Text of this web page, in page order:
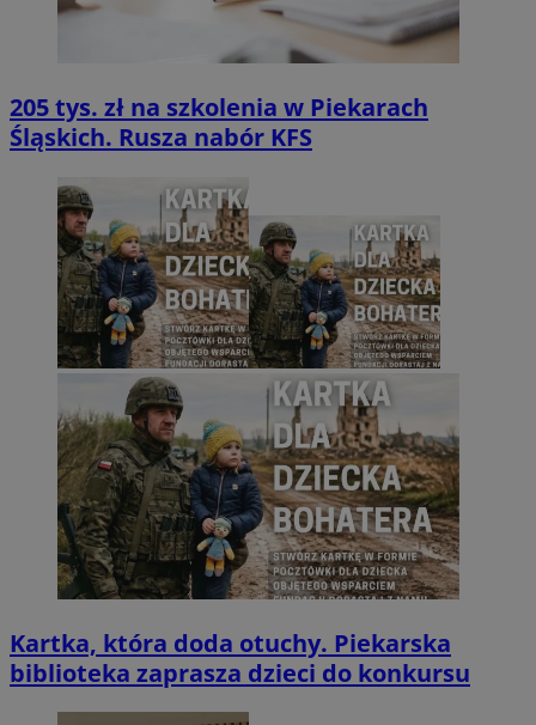
205 tys. zł na szkolenia w Piekarach
Śląskich. Rusza nabór KFS
Kartka, która doda otuchy. Piekarska
biblioteka zaprasza dzieci do konkursu